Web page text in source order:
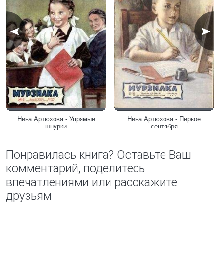
Нина Артюхова - Упрямые
шнурки
Нина Артюхова - Первое
сентября
Понравилась книга? Оставьте Ваш
комментарий, поделитесь
впечатлениями или расскажите
друзьям